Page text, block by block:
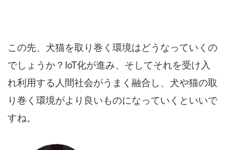
この先、犬猫を取り巻く環境はどうなっていくの
でしょうか？IoT化が進み、そしてそれを受け入
れ利用する人間社会がうまく融合し、犬や猫の取
り巻く環境がより良いものになっていくといいで
すね。